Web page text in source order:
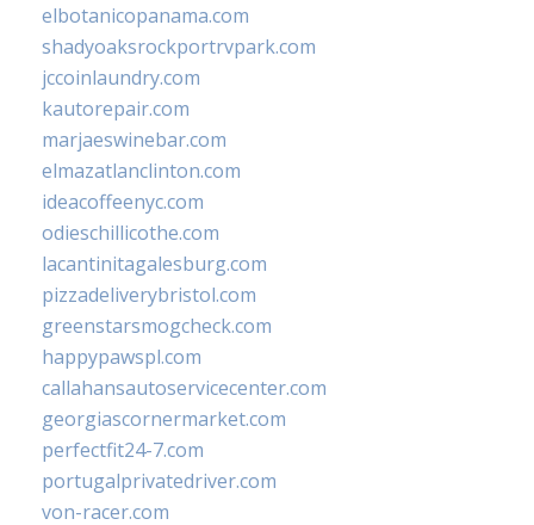
elbotanicopanama.com
shadyoaksrockportrvpark.com
jccoinlaundry.com
kautorepair.com
marjaeswinebar.com
elmazatlanclinton.com
ideacoffeenyc.com
odieschillicothe.com
lacantinitagalesburg.com
pizzadeliverybristol.com
greenstarsmogcheck.com
happypawspl.com
callahansautoservicecenter.com
georgiascornermarket.com
perfectfit24-7.com
portugalprivatedriver.com
von-racer.com